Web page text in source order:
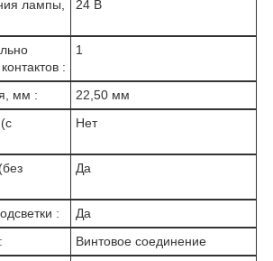
лампы,
24 В
:
1
мм :
22,50 мм
Нет
Да
:
Да
Винтовое соединение